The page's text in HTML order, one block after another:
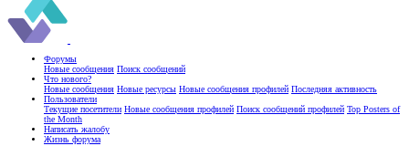
Форумы
Новые сообщения Поиск сообщений
Что нового?
Новые сообщения Новые ресурсы Новые сообщения профилей Последняя активность
Пользователи
Текущие посетители Новые сообщения профилей Поиск сообщений профилей Top Posters of
the Month
Написать жалобу
Жизнь форума